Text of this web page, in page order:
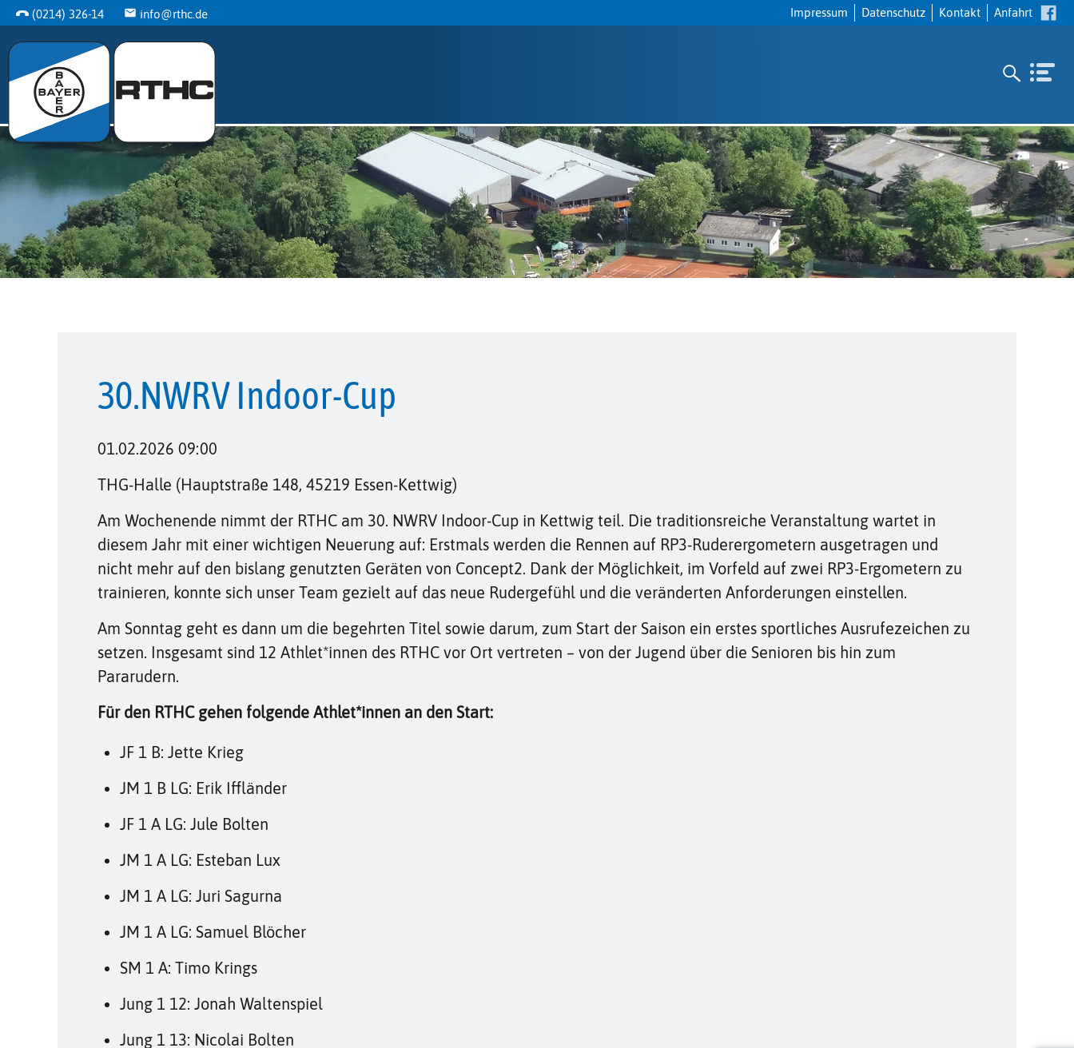
(0214) 326-14 info@rthc.de
Navigation
überspringen
Impressum Datenschutz Kontakt Anfahrt
30.NWRV Indoor-Cup
01.02.2026 09:00
THG-Halle (Hauptstraße 148, 45219 Essen-Kettwig)
Am Wochenende nimmt der RTHC am 30. NWRV Indoor-Cup in Kettwig teil. Die traditionsreiche Veranstaltung wartet in
diesem Jahr mit einer wichtigen Neuerung auf: Erstmals werden die Rennen auf RP3-Ruderergometern ausgetragen und
nicht mehr auf den bislang genutzten Geräten von Concept2. Dank der Möglichkeit, im Vorfeld auf zwei RP3-Ergometern zu
trainieren, konnte sich unser Team gezielt auf das neue Rudergefühl und die veränderten Anforderungen einstellen.
Am Sonntag geht es dann um die begehrten Titel sowie darum, zum Start der Saison ein erstes sportliches Ausrufezeichen zu
setzen. Insgesamt sind 12 Athlet*innen des RTHC vor Ort vertreten – von der Jugend über die Senioren bis hin zum
Pararudern.
Für den RTHC gehen folgende Athlet*innen an den Start:
JF 1 B: Jette Krieg
JM 1 B LG: Erik Iffländer
JF 1 A LG: Jule Bolten
JM 1 A LG: Esteban Lux
JM 1 A LG: Juri Sagurna
JM 1 A LG: Samuel Blöcher
SM 1 A: Timo Krings
Jung 1 12: Jonah Waltenspiel
Jung 1 13: Nicolai Bolten